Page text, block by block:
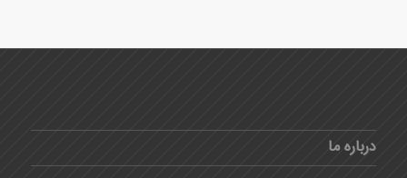
درباره ما